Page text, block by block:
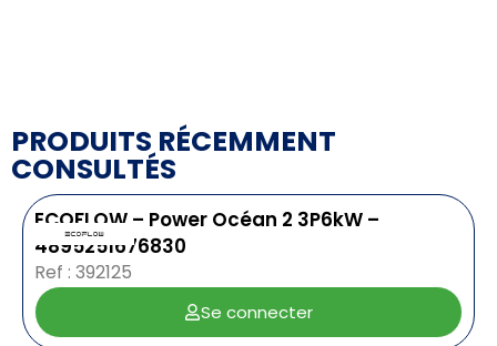
PRODUITS RÉCEMMENT
CONSULTÉS
ECOFLOW – Power Océan 2 3P6kW –
4895251676830
Ref : 392125
Se connecter